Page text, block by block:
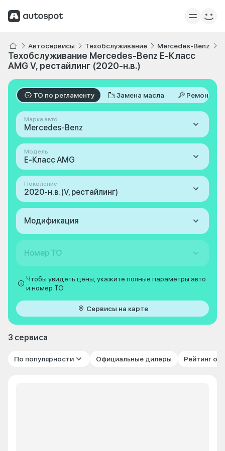
Автосервисы Техобслуживание Mercedes-Benz
Техобслуживание Mercedes-Benz E-Класс
AMG V, рестайлинг (2020-н.в.)
ТО по регламенту Замена масла Ремонт
Марка авто
Mercedes-Benz
Модель
E-Класс AMG
Поколение
2020-н.в. (V, рестайлинг)
Модификация
Номер ТО
Чтобы увидеть цены, укажите полные параметры авто
и номер ТО
Сервисы на карте
3 сервиса
По популярности Официальные дилеры Рейтинг